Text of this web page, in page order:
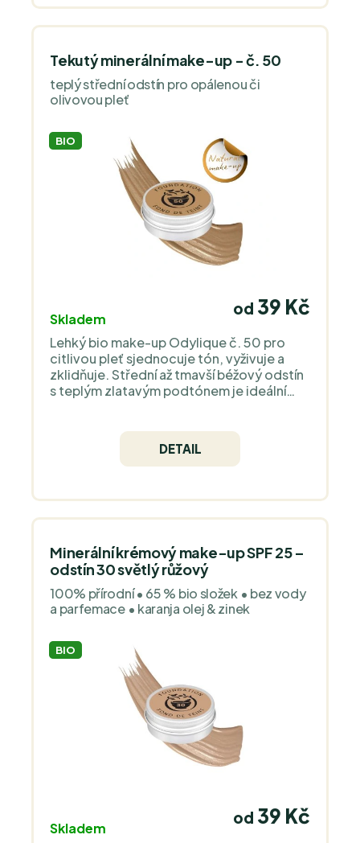
Tekutý minerální make-up - č. 50
teplý střední odstín pro opálenou či
olivovou pleť
BIO
Skladem
od 39 Kč
Lehký bio make-up Odylique č. 50 pro
citlivou pleť sjednocuje tón, vyživuje a
zklidňuje. Střední až tmavší béžový odstín
s teplým zlatavým podtónem je ideální
DETAIL
Minerální krémový make-up SPF 25 –
odstín 30 světlý růžový
100% přírodní • 65 % bio složek • bez vody
a parfemace • karanja olej & zinek
BIO
Skladem
od 39 Kč